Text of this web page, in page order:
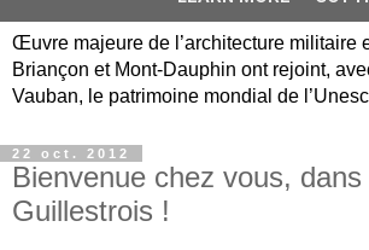
Œuvre majeure de l’architecture militaire
Briançon et Mont-Dauphin ont rejoint,
Vauban, le patrimoine mondial de
22 oct. 2012
Bienvenue chez vous, dans
Guillestrois !